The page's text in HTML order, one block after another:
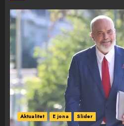
Aktualitet E jona Slider